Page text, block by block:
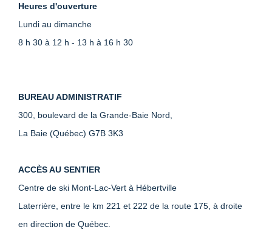
Heures d'ouverture
Lundi au dimanche
8 h 30 à 12 h - 13 h à 16 h 30
BUREAU ADMINISTRATIF
300, boulevard de la Grande-Baie Nord,
La Baie (Québec) G7B 3K3
ACCÈS AU SENTIER
Centre de ski Mont-Lac-Vert à Hébertville
Laterrière, entre le km 221 et 222 de la route 175, à droite
en direction de Québec.